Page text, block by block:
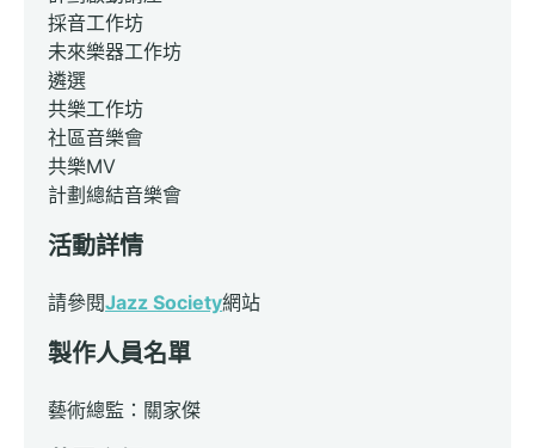
採音工作坊
未來樂器工作坊
遴選
共樂工作坊
社區音樂會
共樂MV
計劃總結音樂會
活動詳情
請參閱Jazz Society網站
製作人員名單
藝術總監：關家傑